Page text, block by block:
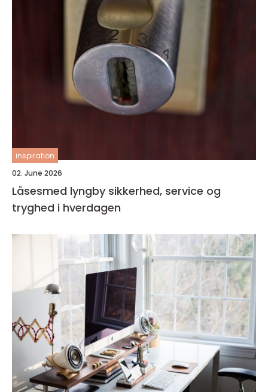
inspiration
02. June 2026
Låsesmed lyngby sikkerhed, service og
tryghed i hverdagen